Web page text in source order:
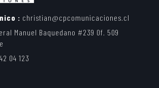
: christian@cpcomunicaciones.cl
Manuel Baquedano #239 Of. 509
04 123